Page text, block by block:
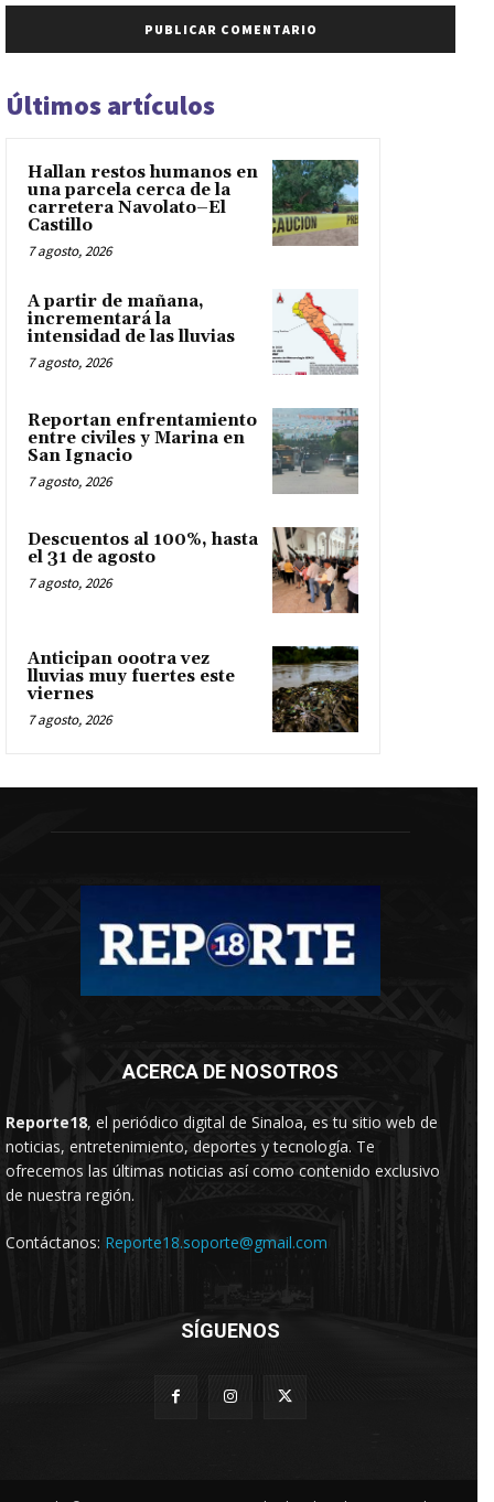
Últimos artículos
Hallan restos humanos en
una parcela cerca de la
carretera Navolato–El
Castillo
7 agosto, 2026
A partir de mañana,
incrementará la
intensidad de las lluvias
7 agosto, 2026
Reportan enfrentamiento
entre civiles y Marina en
San Ignacio
7 agosto, 2026
Descuentos al 100%, hasta
el 31 de agosto
7 agosto, 2026
Anticipan oootra vez
lluvias muy fuertes este
viernes
7 agosto, 2026
ACERCA DE NOSOTROS
Reporte18, el periódico digital de Sinaloa, es tu sitio web de
noticias, entretenimiento, deportes y tecnología. Te
ofrecemos las últimas noticias así como contenido exclusivo
de nuestra región.
Contáctanos: Reporte18.soporte@gmail.com
SÍGUENOS